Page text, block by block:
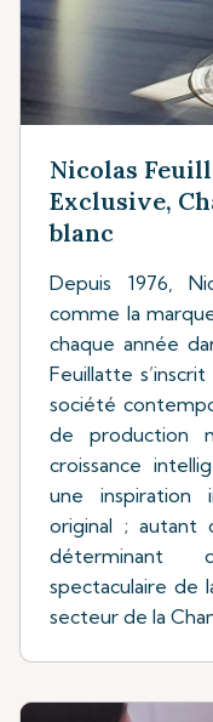
Nicolas
Exclusive,
blanc
Depuis 1976,
comme la
chaque année
Feuillatte
société
de production
croissance
une inspiration
original ;
déterminant
spectaculaire de
secteur de la